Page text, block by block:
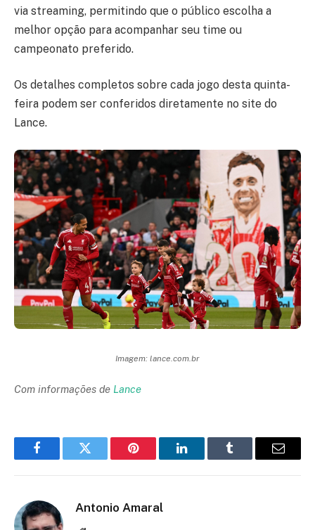
via streaming, permitindo que o público escolha a
melhor opção para acompanhar seu time ou
campeonato preferido.
Os detalhes completos sobre cada jogo desta quinta-
feira podem ser conferidos diretamente no site do
Lance.
Imagem: lance.com.br
Com informações de Lance
FacebookTwitter Pinterest LinkedInTumblr Email
Antonio Amaral